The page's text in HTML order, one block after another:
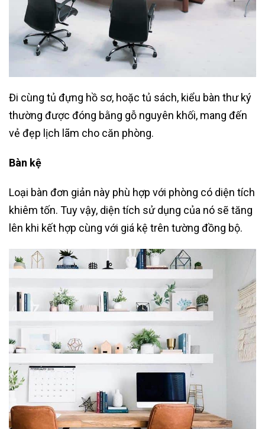
Đi cùng tủ đựng hồ sơ, hoặc tủ sách, kiểu bàn thư ký
thường được đóng bằng gỗ nguyên khối, mang đến
vẻ đẹp lịch lãm cho căn phòng.
Bàn kệ
Loại bàn đơn giản này phù hợp với phòng có diện tích
khiêm tốn. Tuy vậy, diện tích sử dụng của nó sẽ tăng
lên khi kết hợp cùng với giá kệ trên tường đồng bộ.